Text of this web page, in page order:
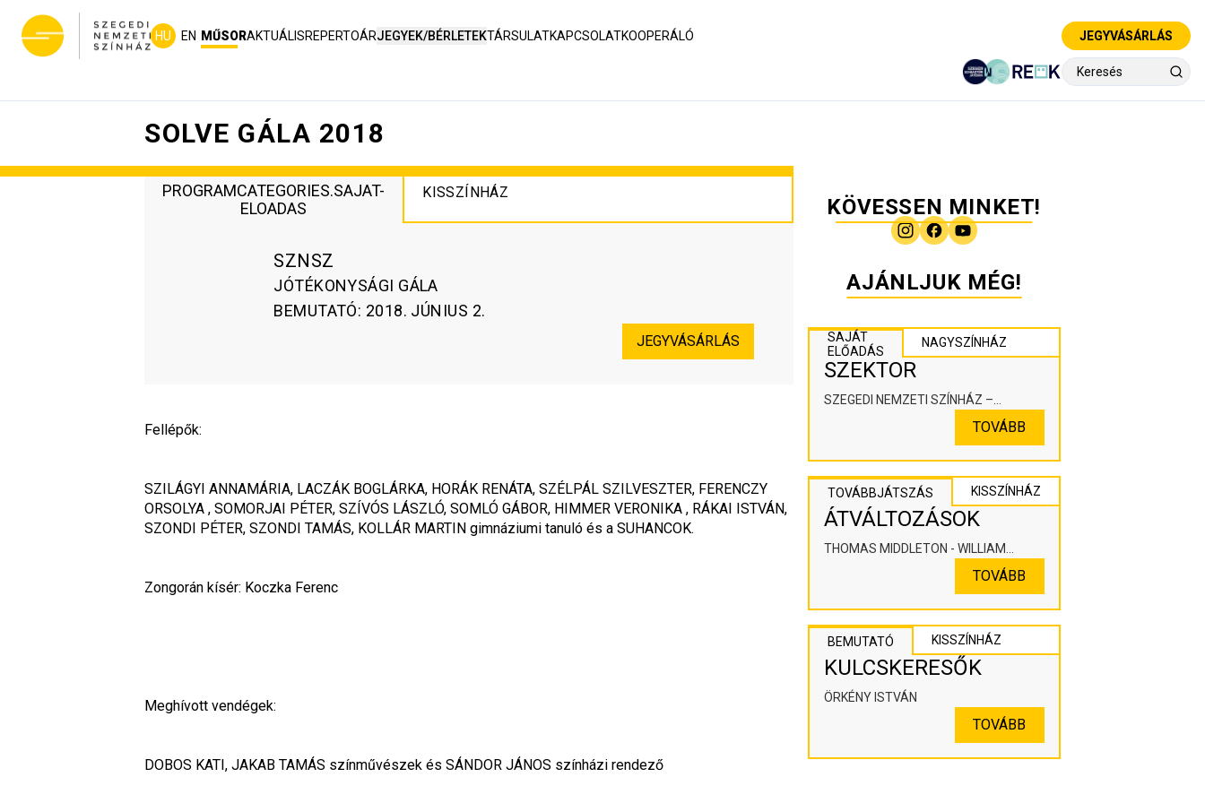
HU EN MŰSORAKTUÁLISREPERTOÁRJEGYEK/BÉRLETEKTÁRSULATKAPCSOLATKOOPERÁLÓ JEGYVÁSÁRLÁS
SOLVE GÁLA 2018
PROGRAMCATEGORIES.SAJAT-
ELOADAS
KISSZÍNHÁZ
SZNSZ
JÓTÉKONYSÁGI GÁLA
BEMUTATÓ: 2018. JÚNIUS 2.
JEGYVÁSÁRLÁS
Fellépők:
SZILÁGYI ANNAMÁRIA, LACZÁK BOGLÁRKA, HORÁK RENÁTA, SZÉLPÁL SZILVESZTER, FERENCZY
ORSOLYA , SOMORJAI PÉTER, SZÍVÓS LÁSZLÓ, SOMLÓ GÁBOR, HIMMER VERONIKA , RÁKAI ISTVÁN,
SZONDI PÉTER, SZONDI TAMÁS, KOLLÁR MARTIN gimnáziumi tanuló és a SUHANCOK.
Zongorán kísér: Koczka Ferenc
Meghívott vendégek:
DOBOS KATI, JAKAB TAMÁS színművészek és SÁNDOR JÁNOS színházi rendező
KÖVESSEN MINKET!
AJÁNLJUK MÉG!
SAJÁT
ELŐADÁS
NAGYSZÍNHÁZ
SZEKTOR
SZEGEDI NEMZETI SZÍNHÁZ –
KOOPERÁLÓ SZÍNHÁZPEDAGÓGIAI
TOVÁBB
TOVÁBBJÁTSZÁS KISSZÍNHÁZ
ÁTVÁLTOZÁSOK
THOMAS MIDDLETON - WILLIAM
TOVÁBB
BEMUTATÓ KISSZÍNHÁZ
KULCSKERESŐK
ÖRKÉNY ISTVÁN
TOVÁBB